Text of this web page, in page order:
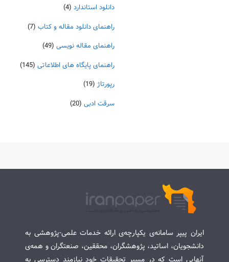
دانلود استاندارد (4)
راهنمای دانلود مقاله و کتاب (7)
راهنمای مقاله نویسی (49)
راهنمای پایگاه های اطلاعاتی (145)
رپورتاژ (19)
سرقت ادبی (20)
ایران پیپر سامانه‌ی یکپارچه‌ی ارائه خدمات علمی-پژوهشی به
دانشجویان، اساتید، پژوهشگران، محققین، صنعتگران و همه‌ی
آنهایی است که در مسیر تحقیقات خود نیازمند دسترسی به